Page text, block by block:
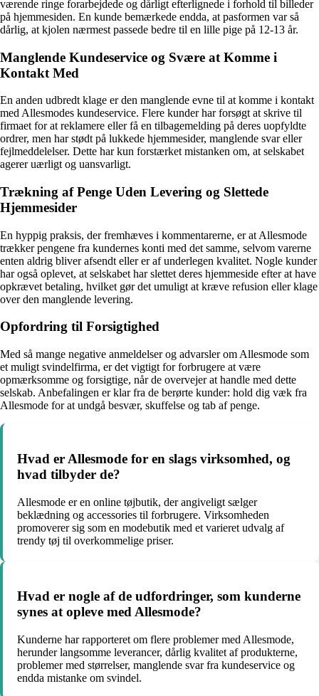
værende ringe forarbejdede og dårligt efterlignede i forhold til billeder
på hjemmesiden. En kunde bemærkede endda, at pasformen var så
dårlig, at kjolen nærmest passede bedre til en lille pige på 12-13 år.
Manglende Kundeservice og Svære at Komme i
Kontakt Med
En anden udbredt klage er den manglende evne til at komme i kontakt
med Allesmodes kundeservice. Flere kunder har forsøgt at skrive til
firmaet for at reklamere eller få en tilbagemelding på deres uopfyldte
ordrer, men har stødt på lukkede hjemmesider, manglende svar eller
fejlmeddelelser. Dette har kun forstærket mistanken om, at selskabet
agerer uærligt og uansvarligt.
Trækning af Penge Uden Levering og Slettede
Hjemmesider
En hyppig praksis, der fremhæves i kommentarerne, er at Allesmode
trækker pengene fra kundernes konti med det samme, selvom varerne
enten aldrig bliver afsendt eller er af underlegen kvalitet. Nogle kunder
har også oplevet, at selskabet har slettet deres hjemmeside efter at have
opkrævet betaling, hvilket gør det umuligt at kræve refusion eller klage
over den manglende levering.
Opfordring til Forsigtighed
Med så mange negative anmeldelser og advarsler om Allesmode som
et muligt svindelfirma, er det vigtigt for forbrugere at være
opmærksomme og forsigtige, når de overvejer at handle med dette
selskab. Anbefalingen er klar fra de berørte kunder: hold dig væk fra
Allesmode for at undgå besvær, skuffelse og tab af penge.
Hvad er Allesmode for en slags virksomhed, og
hvad tilbyder de?
Allesmode er en online tøjbutik, der angiveligt sælger
beklædning og accessories til forbrugere. Virksomheden
promoverer sig som en modebutik med et varieret udvalg af
trendy tøj til overkommelige priser.
Hvad er nogle af de udfordringer, som kunderne
synes at opleve med Allesmode?
Kunderne har rapporteret om flere problemer med Allesmode,
herunder langsomme leverancer, dårlig kvalitet af produkterne,
problemer med størrelser, manglende svar fra kundeservice og
endda mistanke om svindel.